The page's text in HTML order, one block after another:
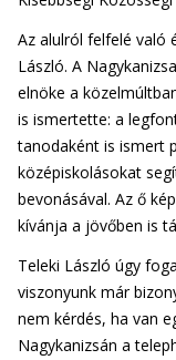
Az alulról felfelé való
László. A
elnöke a
is ismertette: a
tanodaként is ismert
középiskolásokat
bevonásával. Az ő
kívánja a jövőben is
Teleki László úgy
viszonyunk már
nem kérdés, ha van
Nagykanizsán a